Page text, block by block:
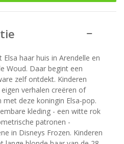
haar huis in Arendelle en
Woud. Daar begint een
zelf ontdekt. Kinderen
verhalen creëren of
deze koningin Elsa-pop.
kleding - een witte rok
patronen -
in Disneys Frozen. Kinderen